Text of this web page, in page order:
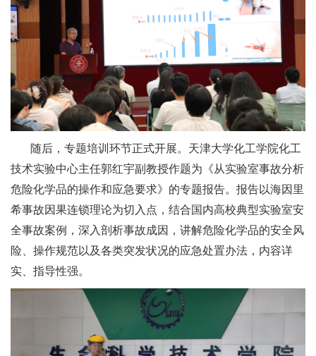
随后，专题培训环节正式开展。天津大学化工学院化工
技术实验中心主任郭红宇副教授作题为《从实验室事故分析
危险化学品的操作和应急要求》的专题报告。报告以海因里
希事故因果连锁理论为切入点，结合国内高校典型实验室安
全事故案例，深入剖析事故成因，讲解危险化学品的安全风
险、操作规范以及各类突发状况的应急处置办法，内容详
实、指导性强。